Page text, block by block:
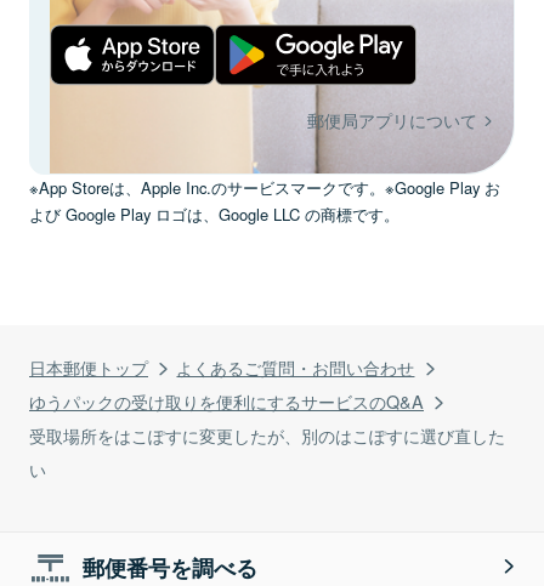
日本郵便トップ
よくあるご質問・お問い合わせ
ゆうパックの受け取りを便利にするサービスのQ&A
受取場所をはこぽすに変更したが、別のはこぽすに選び直した
い
郵便局アプリについて
※App Storeは、Apple Inc.のサービスマークです。※Google Play お
よび Google Play ロゴは、Google LLC の商標です。
郵便番号を調べる